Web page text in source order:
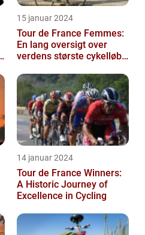
15 januar 2024
Tour de France Femmes:
En lang oversigt over
verdens største cykelløb
14 januar 2024
Tour de France Winners:
A Historic Journey of
Excellence in Cycling